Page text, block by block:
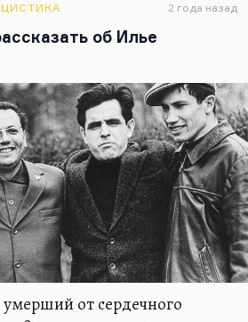
2 года назад
об Илье
от сердечного